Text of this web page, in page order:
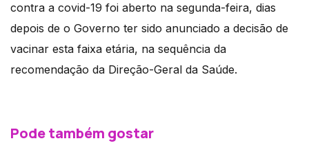
contra a covid-19 foi aberto na segunda-feira, dias
depois de o Governo ter sido anunciado a decisão de
vacinar esta faixa etária, na sequência da
recomendação da Direção-Geral da Saúde.
Pode também gostar